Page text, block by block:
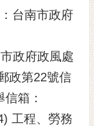
台南市政府
政府政風處
政第22號信
箱：
工程、勞務